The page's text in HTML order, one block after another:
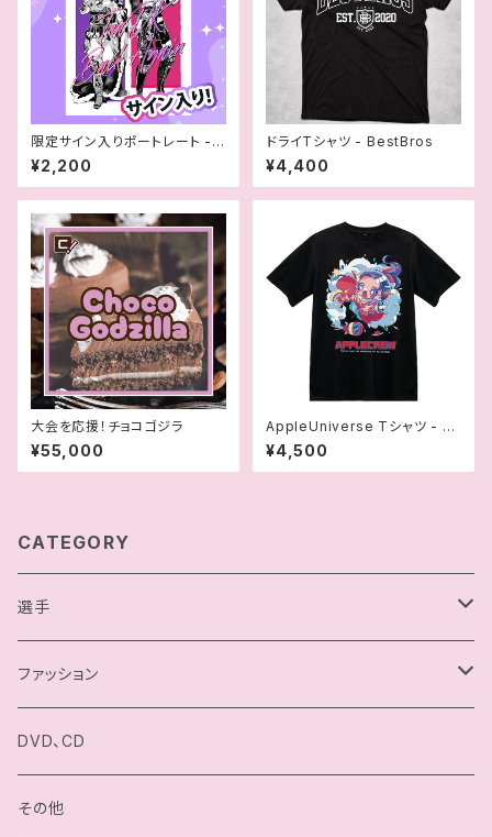
限定サイン入りポートレート -
"Teadk"さくらえみ＆クリス・ブ
ルックス
¥2,200
ドライTシャツ - BestBros
¥4,400
大会を応援！チョコゴジラ
¥55,000
AppleUniverse Tシャツ - 駿
河メイ
¥4,500
CATEGORY
選手
駿河メイ
小石川チエ
桐原季子
ファッション
チョコプロ／ChocoPro
高梨将弘／Masahiro Takanashi
DVD、CD
その他